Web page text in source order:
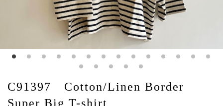
C91397 Cotton/Linen Border
Super Big T-shirt